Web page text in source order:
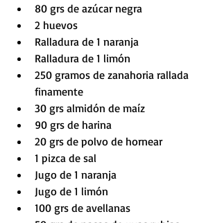
80 grs de azúcar negra
2 huevos
Ralladura de 1 naranja
Ralladura de 1 limón
250 gramos de zanahoria rallada
finamente
30 grs almidón de maíz
90 grs de harina
20 grs de polvo de hornear
1 pizca de sal
Jugo de 1 naranja
Jugo de 1 limón
100 grs de avellanas